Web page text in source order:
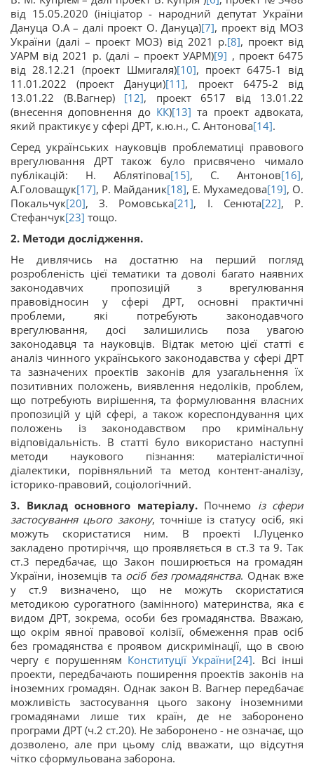
від 15.05.2020 (ініціатор - народний депутат України
Дануца О.А – далі проект О. Дануца)[7], проект від МОЗ
України (далі – проект МОЗ) від 2021 р.[8], проект від
УАРМ від 2021 р. (далі – проект УАРМ)[9] , проект 6475
від 28.12.21 (проект Шмигаля)[10], проект 6475-1 від
11.01.2022 (проект Дануци)[11], проект 6475-2 від
13.01.22 (В.Вагнер) [12], проект 6517 від 13.01.22
(внесення доповнення до КК)[13] та проект адвоката,
який практикує у сфері ДРТ, к.ю.н., С. Антонова[14].
Серед українських науковців проблематиці правового
врегулювання ДРТ також було присвячено чимало
публікацій: Н. Аблятіпова[15], С. Антонов[16],
А.Головащук[17], Р. Майданик[18], Е. Мухамедова[19], О.
Покальчук[20], З. Ромовська[21], І. Сенюта[22], Р.
Стефанчук[23] тощо.
2. Методи дослідження.
Не дивлячись на достатню на перший погляд
розробленість цієї тематики та доволі багато наявних
законодавчих пропозицій з врегулювання
правовідносин у сфері ДРТ, основні практичні
проблеми, які потребують законодавчого
врегулювання, досі залишились поза увагою
законодавця та науковців. Відтак метою цієї статті є
аналіз чинного українського законодавства у сфері ДРТ
та зазначених проектів законів для узагальнення їх
позитивних положень, виявлення недоліків, проблем,
що потребують вирішення, та формулювання власних
пропозицій у цій сфері, а також кореспондування цих
положень із законодавством про кримінальну
відповідальність. В статті було використано наступні
методи наукового пізнання: матеріалістичної
діалектики, порівняльний та метод контент-аналізу,
історико-правовий, соціологічний.
3. Виклад основного матеріалу.Почнемо із сфери
застосування цього закону, точніше із статусу осіб, які
можуть скористатися ним. В проекті І.Луценко
закладено протиріччя, що проявляється в ст.3 та 9. Так
ст.3 передбачає, що Закон поширюється на громадян
України, іноземців та осіб без громадянства. Однак вже
у ст.9 визначено, що не можуть скористатися
методикою сурогатного (замінного) материнства, яка є
видом ДРТ, зокрема, особи без громадянства. Вважаю,
що окрім явної правової колізії, обмеження прав осіб
без громадянства є проявом дискримінації, що в свою
чергу є порушенням Конституції України[24]. Всі інші
проекти, передбачають поширення проектів законів на
іноземних громадян. Однак закон В. Вагнер передбачає
можливість застосування цього закону іноземними
громадянами лише тих країн, де не заборонено
програми ДРТ (ч.2 ст.20). Не заборонено - не означає, що
дозволено, але при цьому слід вважати, що відсутня
чітко сформульована заборона.